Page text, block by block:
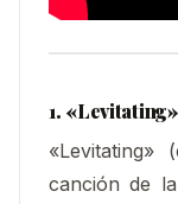
1. «Levitating
«Levitating»
canción de